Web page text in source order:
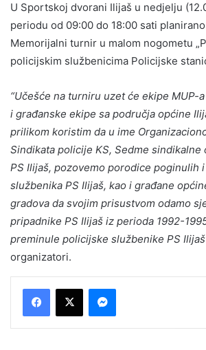
U Sportskoj dvorani Ilijaš u nedjelju
periodu od 09:00 do 18:00 sati
Memorijalni turnir u malom nogometu
policijskim službenicima Policijske
“Učešće na turniru uzet će ekipe MUP-
i građanske ekipe sa područja općine
prilikom koristim da u ime
Sindikata policije KS, Sedme sindikalne
PS Ilijaš, pozovemo porodice poginulih
službenika PS Ilijaš, kao i građane
gradova da svojim prisustvom odamo
pripadnike PS Ilijaš iz perioda 1992-
preminule policijske službenike PS
organizatori.